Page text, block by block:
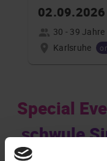
30 - 39 Jahre
Karlsruhe
Special
schwule